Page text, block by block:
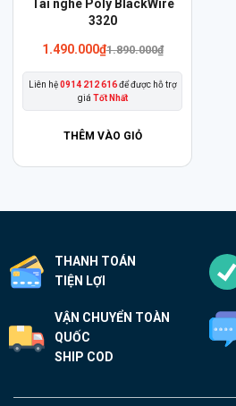
Tai nghe Poly BlackWire
3320
1.490.000₫1.890.000₫
Liên hệ0914 212 616để được hỗ trợ
giá Tốt Nhất
THÊM VÀO GIỎ
nhiều
biến
được
chọn
trang
sản
THANH TOÁN
TIỆN LỢI
VẬN CHUYỂN TOÀN
QUỐC
SHIP COD